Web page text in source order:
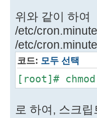
위와 같이 하여
/etc/
/etc/
코드: 모두 선택
[root]#
로 하여, 스크